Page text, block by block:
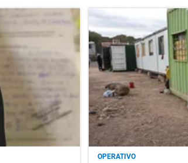
OPERATIVO